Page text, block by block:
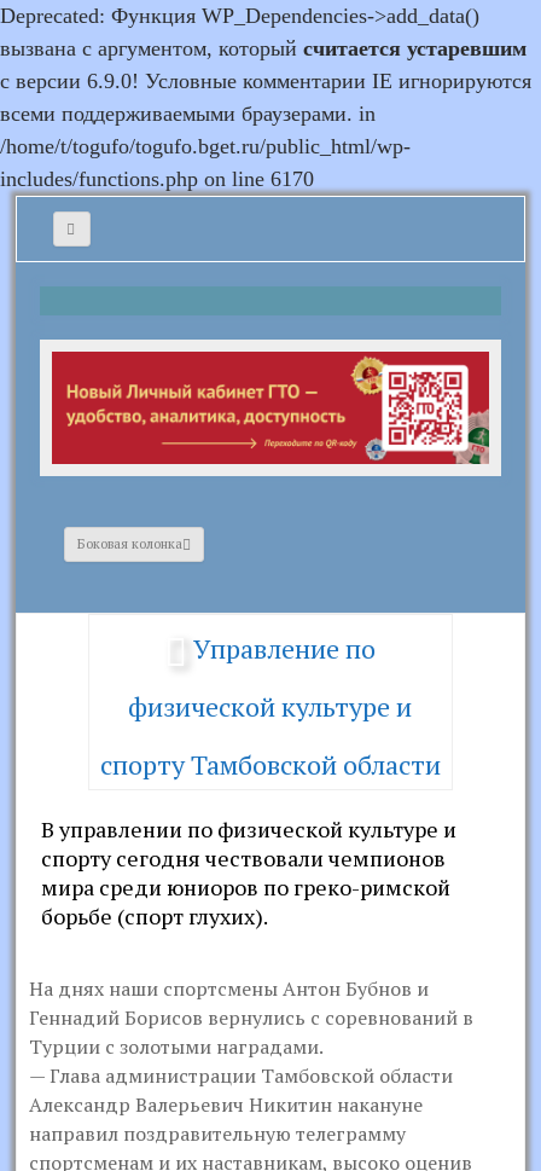
Deprecated: Функция WP_Dependencies->add_data()
вызвана с аргументом, который считается устаревшим
с версии 6.9.0! Условные комментарии IE игнорируются
всеми поддерживаемыми браузерами. in
/home/t/togufo/togufo.bget.ru/public_html/wp-
includes/functions.php on line 6170
Боковая колонка
Управление по
физической культуре и
спорту Тамбовской области
В управлении по физической культуре и
спорту сегодня чествовали чемпионов
мира среди юниоров по греко-римской
борьбе (спорт глухих).
На днях наши спортсмены Антон Бубнов и
Геннадий Борисов вернулись с соревнований в
Турции с золотыми наградами.
— Глава администрации Тамбовской области
Александр Валерьевич Никитин накануне
направил поздравительную телеграмму
спортсменам и их наставникам, высоко оценив